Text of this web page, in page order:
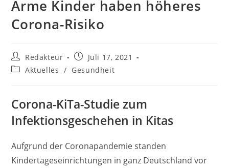
Arme Kinder haben höheres
Corona-Risiko
Beitrags-
Autor:
Redakteur
Beitrag
veröffentlicht:
Juli 17, 2021
Beitrags-
Aktuelles / Gesundheit
Corona-KiTa-Studie zum
Infektionsgeschehen in Kitas
Aufgrund der Coronapandemie standen
Kindertageseinrichtungen in ganz Deutschland vor